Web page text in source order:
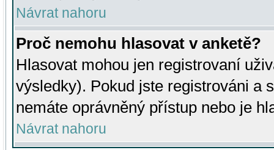
Návrat nahoru
Proč nemohu hlasovat v anketě?
Hlasovat mohou jen registrovaní
výsledky). Pokud jste registrováni a
nemáte oprávněný přístup nebo je
Návrat nahoru